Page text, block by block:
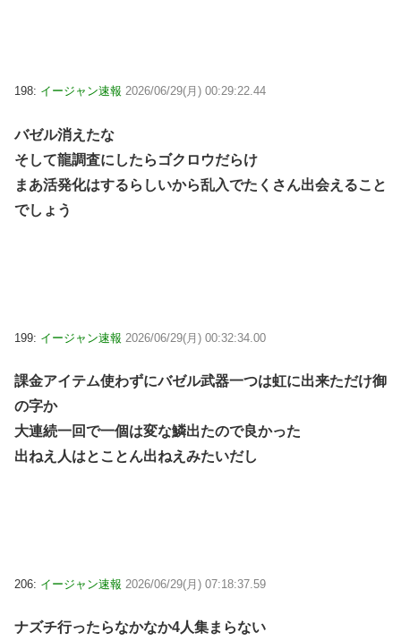
198: イージャン速報 2026/06/29(月) 00:29:22.44
バゼル消えたな
そして龍調査にしたらゴクロウだらけ
まあ活発化はするらしいから乱入でたくさん出会えること
でしょう
199: イージャン速報 2026/06/29(月) 00:32:34.00
課金アイテム使わずにバゼル武器一つは虹に出来ただけ御
の字か
大連続一回で一個は変な鱗出たので良かった
出ねえ人はとことん出ねえみたいだし
206: イージャン速報 2026/06/29(月) 07:18:37.59
ナズチ行ったらなかなか4人集まらない